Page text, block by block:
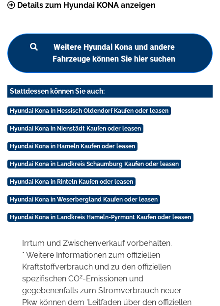
Details zum Hyundai KONA anzeigen
Weitere Hyundai Kona und andere
Fahrzeuge können Sie hier suchen
Stattdessen können Sie auch:
Hyundai Kona in Hessisch Oldendorf Kaufen oder leasen
Hyundai Kona in Nienstädt Kaufen oder leasen
Hyundai Kona in Hameln Kaufen oder leasen
Hyundai Kona in Landkreis Schaumburg Kaufen oder leasen
Hyundai Kona in Rinteln Kaufen oder leasen
Hyundai Kona in Weserbergland Kaufen oder leasen
Hyundai Kona in Landkreis Hameln-Pyrmont Kaufen oder leasen
Irrtum und Zwischenverkauf vorbehalten.
* Weitere Informationen zum offiziellen
Kraftstoffverbrauch und zu den offiziellen
spezifischen CO2-Emissionen und
gegebenenfalls zum Stromverbrauch neuer
Pkw können dem 'Leitfaden über den offiziellen